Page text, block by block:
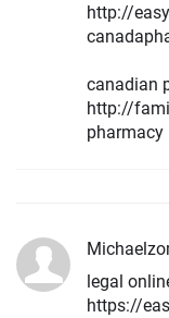
http://
canadian
http://
pharmacy
legal
https://